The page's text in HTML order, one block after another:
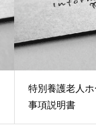
特別養護老人
事項説明書